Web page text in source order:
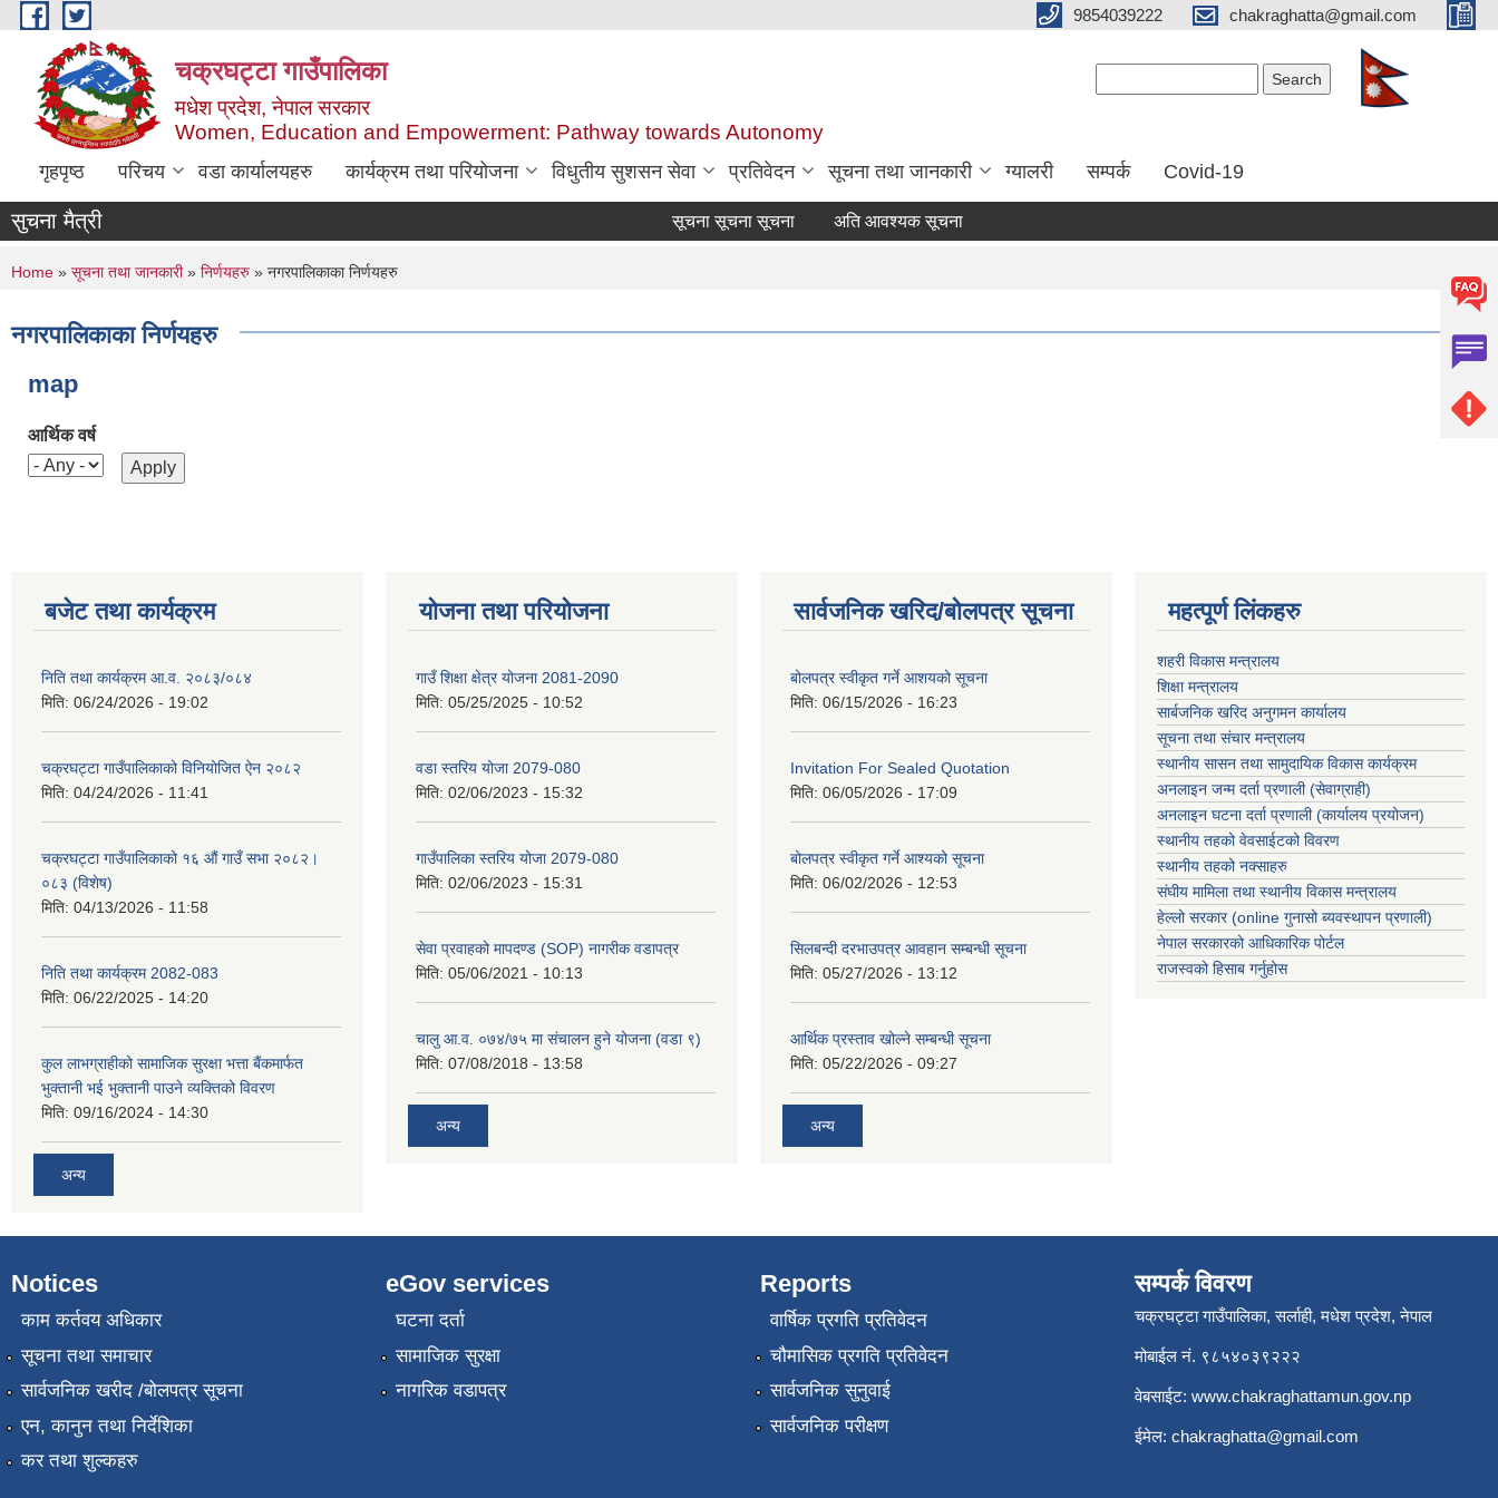
Skip to main content 9854039222 chakraghatta@gmail.com
चक्रघट्टा गाउँपालिका
मधेश प्रदेश, नेपाल सरकार
Women, Education and Empowerment: Pathway towards Autonomy
गृहपृष्ठ परिचय वडा कार्यालयहरु कार्यक्रम तथा परियोजना विधुतीय सुशसन सेवा प्रतिवेदन सूचना तथा जानकारी ग्यालरी सम्पर्क Covid-19
सुचना मैत्री सूचना सूचना सूचना अति आवश्यक सूचना
You are here
Home » सूचना तथा जानकारी» निर्णयहरु » नगरपालिकाका निर्णयहरु
नगरपालिकाका निर्णयहरु
map
आर्थिक वर्ष
बजेट तथा कार्यक्रम
निति तथा कार्यक्रम आ‍.व. २०८३/०८४
मिति: 06/24/2026 - 19:02
चक्रघट्टा गाउँपालिकाको विनियोजित ऐन २०८२
मिति: 04/24/2026 - 11:41
चक्रघट्टा गाउँपालिकाको १६ औं गाउँ सभा २०८२।
०८३ (विशेष)
मिति: 04/13/2026 - 11:58
निति तथा कार्यक्रम 2082-083
मिति: 06/22/2025 - 14:20
कुल लाभग्राहीको सामाजिक सुरक्षा भत्ता बैंकमार्फत
भुक्तानी भई भुक्तानी पाउने व्यक्तिको विवरण
मिति: 09/16/2024 - 14:30
अन्य
योजना तथा परियोजना
गाउँ शिक्षा क्षेत्र योजना 2081-2090
मिति: 05/25/2025 - 10:52
वडा स्तरिय योजा 2079-080
मिति: 02/06/2023 - 15:32
गाउँपालिका स्तरिय योजा 2079-080
मिति: 02/06/2023 - 15:31
सेवा प्रवाहको मापदण्ड (SOP) नागरीक वडापत्र
मिति: 05/06/2021 - 10:13
चालु आ.व. ०७४/७५ मा संचालन हुने योजना (वडा ९)
मिति: 07/08/2018 - 13:58
अन्य
सार्वजनिक खरिद/बोलपत्र सूचना
बोलपत्र स्वीकृत गर्ने आशयको सूचना
मिति: 06/15/2026 - 16:23
Invitation For Sealed Quotation
मिति: 06/05/2026 - 17:09
बोलपत्र स्वीकृत गर्ने आश्यको सूचना
मिति: 06/02/2026 - 12:53
सिलबन्दी दरभाउपत्र आवहान सम्बन्धी सूचना
मिति: 05/27/2026 - 13:12
आर्थिक प्रस्ताव खोल्ने सम्बन्धी सूचना
मिति: 05/22/2026 - 09:27
अन्य
महत्पूर्ण लिंकहरु
शहरी विकास मन्त्रालय
शिक्षा मन्त्रालय
सार्बजनिक खरिद अनुगमन कार्यालय
सूचना तथा संचार मन्त्रालय
स्थानीय सासन तथा सामुदायिक विकास कार्यक्रम
अनलाइन जन्म दर्ता प्रणाली (सेवाग्राही)
अनलाइन घटना दर्ता प्रणाली (कार्यालय प्रयोजन)
स्थानीय तहको वेवसाईटको विवरण
स्थानीय तहको नक्साहरु
संघीय मामिला तथा स्थानीय विकास मन्त्रालय
हेल्लो सरकार (online गुनासो ब्यवस्थापन प्रणाली)
नेपाल सरकारको आधिकारिक पोर्टल
राजस्वको हिसाब गर्नुहोस
Notices
काम कर्तवय अधिकार
सूचना तथा समाचार
सार्वजनिक खरीद /बोलपत्र सूचना
एन, कानुन तथा निर्देशिका
कर तथा शुल्कहरु
eGov services
घटना दर्ता
सामाजिक सुरक्षा
नागरिक वडापत्र
Reports
वार्षिक प्रगति प्रतिवेदन
चौमासिक प्रगति प्रतिवेदन
सार्वजनिक सुनुवाई
सार्वजनिक परीक्षण
सम्पर्क विवरण
चक्रघट्टा गाउँपालिका, सर्लाही, मधेश प्रदेश, नेपाल
मोबाईल नं. ९८५४०३९२२२
वेबसाईट: www.chakraghattamun.gov.np
ईमेल: chakraghatta@gmail.com